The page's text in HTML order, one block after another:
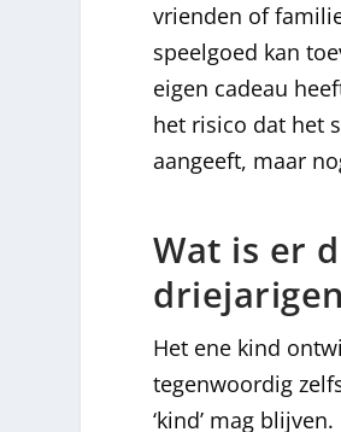
vrienden of
speelgoed kan
eigen cadeau
het risico dat het
aangeeft, maar
Wat is er
Het ene kind
tegenwoordig
‘kind’ mag